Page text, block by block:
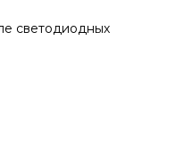
светодиодных